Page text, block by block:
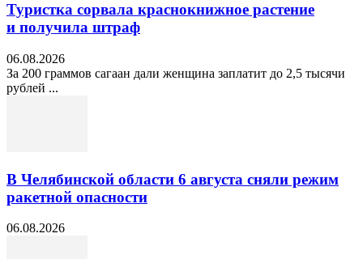
Туристка сорвала краснокнижное растение
и получила штраф
06.08.2026
За 200 граммов сагаан дали женщина заплатит до 2,5 тысячи
рублей ...
В Челябинской области 6 августа сняли режим
ракетной опасности
06.08.2026